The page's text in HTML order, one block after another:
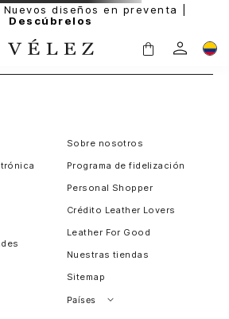
diseños en preventa |
Descúbrelos
Sobre nosotros
Programa de fidelización
Personal Shopper
Crédito Leather Lovers
Leather For Good
Nuestras tiendas
Sitemap
Países